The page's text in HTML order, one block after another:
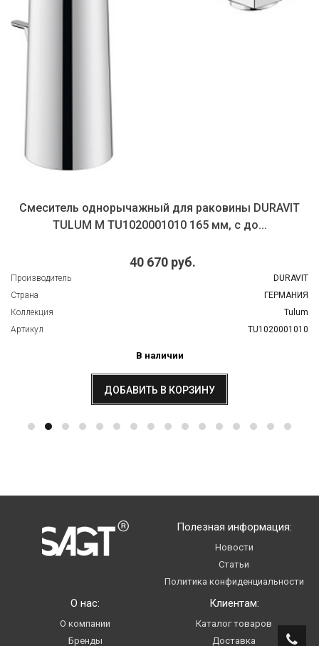
Смеситель однорычажный для раковины DURAVIT
TULUM М TU1020001010 165 мм, с до...
40 670 руб.
Производитель
DURAVIT
Страна
ГЕРМАНИЯ
Коллекция
Tulum
Артикул
TU1020001010
В наличии
ДОБАВИТЬ В КОРЗИНУ
О нас:
О компании
Бренды
Клиентам:
Каталог товаров
Доставка
Полезная информация:
Новости
Статьи
Политика конфиденциальности